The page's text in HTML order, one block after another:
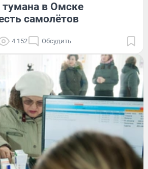
тумана в Омске
самолётов
4 152 Обсудить